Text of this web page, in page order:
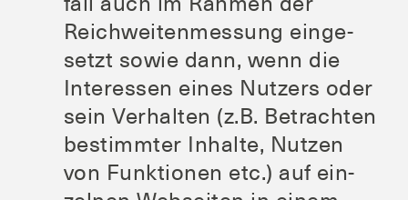
Reich­wei­ten­mes­sung ein­ge­
setzt sowie dann, wenn die
Inter­es­sen eines Nut­zers oder
sein Ver­hal­ten (z.B. Betrach­ten
bestimm­ter Inhal­te, Nut­zen
von Funk­tio­nen etc.) auf ein­